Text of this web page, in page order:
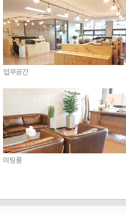
업무공간
미팅룸